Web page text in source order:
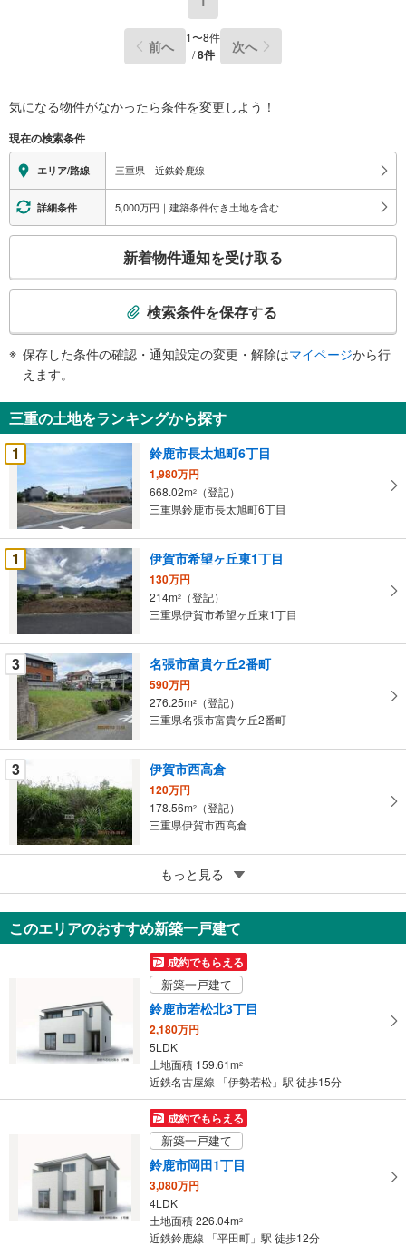
前へ 1〜8件
/8件 次へ
気になる物件がなかったら条件を変更しよう！
現在の検索条件
エリア/路線 三重県｜近鉄鈴鹿線
詳細条件 5,000万円｜建築条件付き土地を含む
検
知
を
受
け
る
・
条
件
を
マ
ペ
ー
ジ
に
保
存
す
る
新着物件通知を受け取る
検索条件を保存する
保存した条件の確認・通知設定の変更・解除はマイページから行
えます。
三重の土地をランキングから探す
1
鈴鹿市長太旭町6丁目
1,980万円
668.02m2
（登記）
三重県鈴鹿市長太旭町6丁目
1 伊賀市希望ヶ丘東1丁目
130万円
214m2
（登記）
三重県伊賀市希望ヶ丘東1丁目
3 名張市富貴ケ丘2番町
590万円
276.25m2
（登記）
三重県名張市富貴ケ丘2番町
3 伊賀市西高倉
120万円
178.56m2
（登記）
三重県伊賀市西高倉
名張市富貴ケ丘1番町
450万円
232.06m2（登記）
三重県名張市富貴ケ丘1番町
もっと見る
このエリアのおすすめ新築一戸建て
成約でもらえる
新築一戸建て
鈴鹿市若松北3丁目
2,180万円
5LDK
土地面積 159.61m2
近鉄名古屋線 「伊勢若松」駅 徒歩15分
成約でもらえる
新築一戸建て
鈴鹿市岡田1丁目
3,080万円
4LDK
土地面積 226.04m2
近鉄鈴鹿線 「平田町」駅 徒歩12分